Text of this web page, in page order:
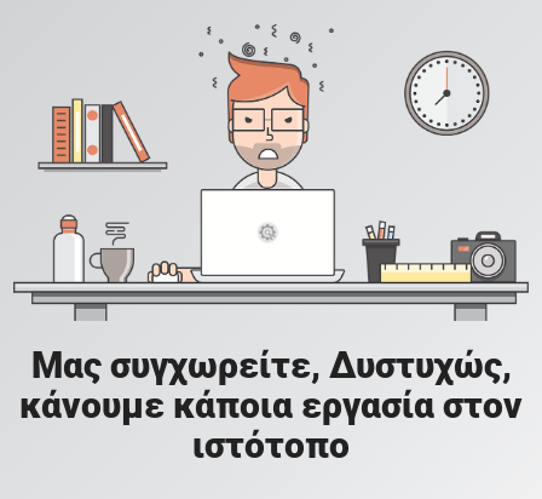
Μας συγχωρείτε, Δυστυχώς,
κάνουμε κάποια εργασία στον
ιστότοπο